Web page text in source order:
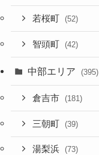
若桜町 (52)
智頭町 (42)
中部エリア (395)
倉吉市 (181)
三朝町 (39)
湯梨浜 (73)